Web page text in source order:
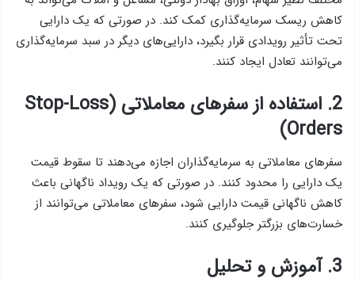
کاهش ریسک سرمایه‌گذاری کمک کند. در صورتی که یک دارایی
تحت تأثیر رویدادی قرار بگیرد، دارایی‌های دیگر در سبد سرمایه‌گذاری
می‌توانند تعادل ایجاد کنند.
2. استفاده از سفرهای معاملاتی (Stop-Loss
Orders)
سفرهای معاملاتی به سرمایه‌گذاران اجازه می‌دهند تا سقوط قیمت
یک دارایی را محدود کنند. در صورتی که یک رویداد ناگهانی باعث
کاهش ناگهانی قیمت دارایی شود، سفرهای معاملاتی می‌توانند از
خسارت‌های بزرگتر جلوگیری کنند.
3. آموزش و تحلیل